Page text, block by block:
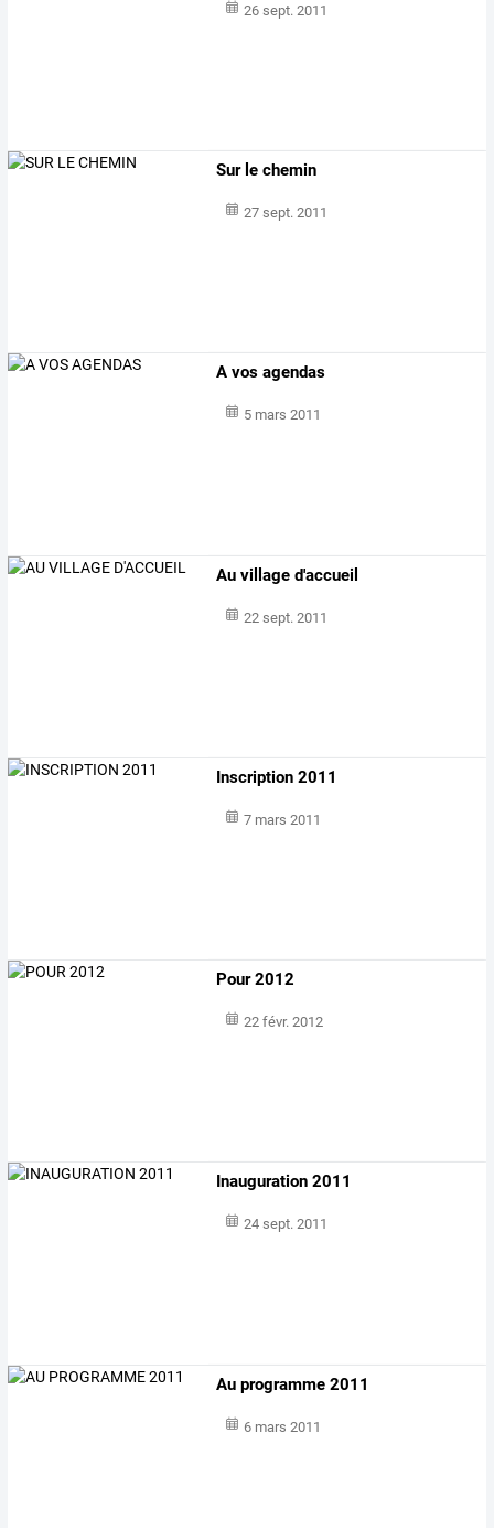
26 sept. 2011
Sur le chemin
27 sept. 2011
A vos agendas
5 mars 2011
Au village d'accueil
22 sept. 2011
Inscription 2011
7 mars 2011
Pour 2012
22 févr. 2012
Inauguration 2011
24 sept. 2011
Au programme 2011
6 mars 2011